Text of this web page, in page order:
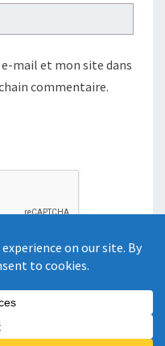
mail et mon site dans
commentaire.